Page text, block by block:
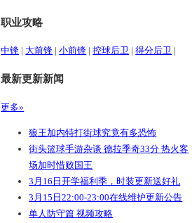
职业攻略
中锋 | 大前锋 | 小前锋 | 控球后卫 | 得分后卫 |
最新更新新闻
更多»
狼王加内特打街球究竟有多恐怖
街头篮球手游杂谈 德拉季奇33分 热火客
场加时惜败国王
3月16日开学福利季，时装更新送好礼
3月15日22:00-23:00在线维护更新公告
单人防守篇 视频攻略